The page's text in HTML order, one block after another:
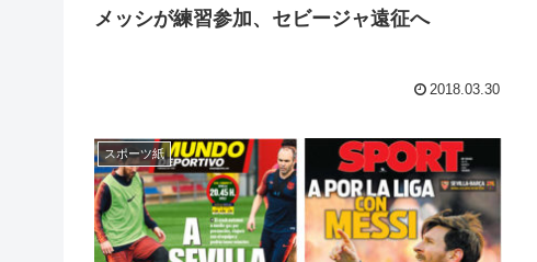
メッシが練習参加、セビージャ遠征へ
2018.03.30
スポーツ紙